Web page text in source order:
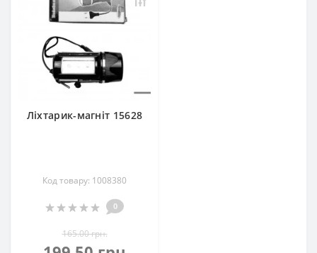
Ліхтарик-магніт 15628
Код товару: 1008380
0
165.00 грн.